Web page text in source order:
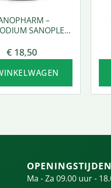
–
SANOPLEX
€18,50
OPENINGSTIJDEN
Ma - Za 09.00 uur -